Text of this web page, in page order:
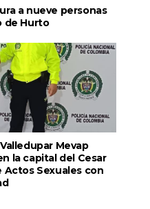
a nueve personas
de Hurto
Mevap
la capital del Cesar
Sexuales con